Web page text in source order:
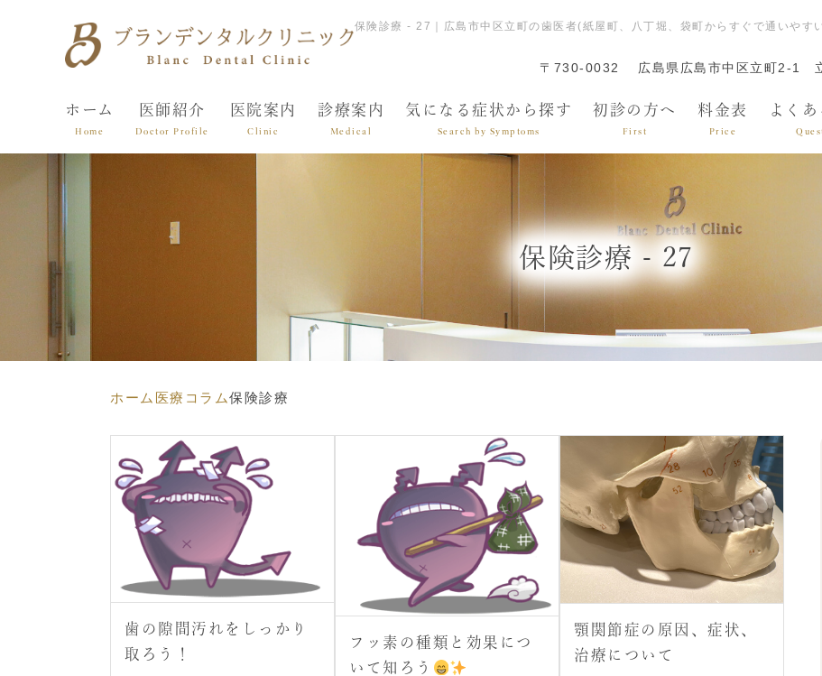
保険診療 - 27｜広島市中区立町の歯医者(紙屋町、八丁堀、袋町からすぐで通いやす
〒730-0032 広島県広島市中区立町2-1
ホーム
Home
医師紹介
Doctor Profile
医院案内
Clinic
診療案内
Medical
気になる症状から探す
Search by Symptoms
初診の方へ
First
料金表
Price
よくあ
保険診療 - 27
ホーム 医療コラム保険診療
歯の隙間汚れをしっかり
取ろう！
フッ素の種類と効果につ
いて知ろう
顎関節症の原因、症状、
治療について